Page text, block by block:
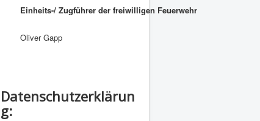
Einheits-/ Zugführer der freiwilligen Feuerwehr
Oliver Gapp
Datenschutzerklärun
g: